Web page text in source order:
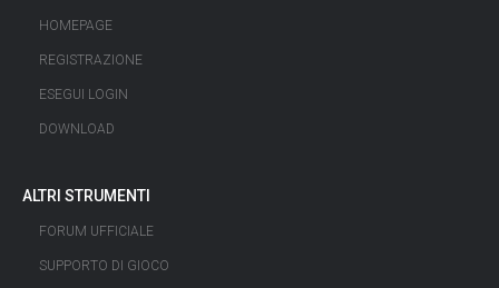
HOMEPAGE
REGISTRAZIONE
ESEGUI LOGIN
DOWNLOAD
ALTRI STRUMENTI
FORUM UFFICIALE
SUPPORTO DI GIOCO